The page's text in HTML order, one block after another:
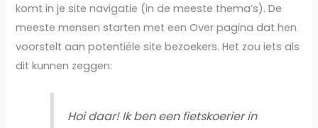
komt in je site navigatie (in de meeste thema’s). De
meeste mensen starten met een Over pagina dat hen
voorstelt aan potentiële site bezoekers. Het zou iets als
dit kunnen zeggen:
Hoi daar! Ik ben een fietskoerier in